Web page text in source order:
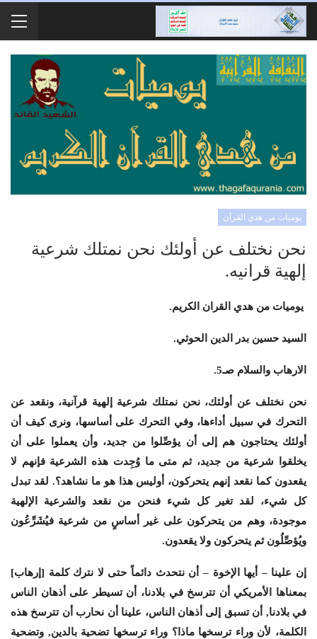
يوميات من هدي القرآن
نحن نختلف عن أولئك نحن نمتلك شرعية
إلهية قرانيه.
يوميات من هدي القران الكريم.
السيد حسين بدر الدين الحوثي.
الارهاب والسلام صـ5.
نحن نختلف عن أولئك، نحن نمتلك شرعية إلهية قرآنية، ونقعد عن
التحرك في سبيل أداءها، وفي التحرك على أساسها، ونرى كيف أن
أولئك يحتاجون هم إلى أن يؤصِّلوا من جديد، وأن يعملوا على أن
يخلقوا شرعية من جديد، ثم متى ما وُجِدت هذه الشرعية فإنهم لا
يقعدون كما نقعد إنهم يتحركون، أوليس هذا هو ما نشاهد؟. لقد تبدل
كل شيء، لقد تغير كل شيء فنحن من نقعد والشرعية الإلهية
موجودة، وهم من يتحركون على غير أساسٍ من شرعية فيُشَرِّعُون
ويُؤصِّلُون ثم يتحركون ولا يقعدون.
إن علينا – أيها الإخوة – أن نتحدث دائماً حتى لا نترك كلمة [إرهاب]
بمعناها الأمريكي أن تترسخ في بلادنا، أن تسيطر على أذهان الناس
في بلادنا, أن تسبق إلى أذهان الناس، علينا أن نحارب أن تترسخ هذه
الكلمة، لأن وراء ترسخها ماذا؟ وراء ترسخها تضحية بالدين, وتضحية